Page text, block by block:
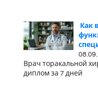
Как
Врач торакальной
диплом за 7 дней